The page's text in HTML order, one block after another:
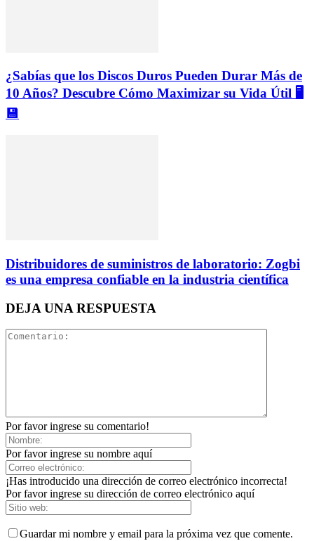
¿Sabías que los Discos Duros Pueden Durar Más de
10 Años? Descubre Cómo Maximizar su Vida Útil 🖥️
💾
Distribuidores de suministros de laboratorio: Zogbi
es una empresa confiable en la industria científica
DEJA UNA RESPUESTA
Por favor ingrese su comentario!
Por favor ingrese su nombre aquí
¡Has introducido una dirección de correo electrónico incorrecta!
Por favor ingrese su dirección de correo electrónico aquí
Guardar mi nombre y email para la próxima vez que comente.